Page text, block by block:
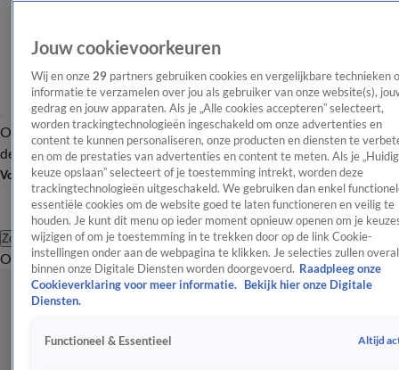
OverzichtAfleveringen Entertainment TV Algemeen
Tip
de redactieNieuwsbrief
Volg Shownieuws
Zoeken
OverzichtEntertainmentSpraakmakendRealityCrimeVideo's
Jouw cookievoorkeuren
Wij en onze 29 partners gebruiken cookies en vergelijkbare technieken
informatie te verzamelen over jou als gebruiker van onze website(s),
gedrag en jouw apparaten. Als je „Alle cookies accepteren” selecteert,
worden trackingtechnologieën ingeschakeld om onze advertenties en
content te kunnen personaliseren, onze producten en diensten te
en om de prestaties van advertenties en content te meten. Als je
keuze opslaan” selecteert of je toestemming intrekt, worden deze
trackingtechnologieën uitgeschakeld. We gebruiken dan enkel
essentiële cookies om de website goed te laten functioneren en veilig te
houden. Je kunt dit menu op ieder moment opnieuw openen om je
wijzigen of om je toestemming in te trekken door op de link Cookie-
instellingen onder aan de webpagina te klikken. Je selecties zullen overal
binnen onze Digitale Diensten worden doorgevoerd. Raadpleeg onze
Cookieverklaring voor meer informatie.
Bekijk hier onze Digitale
Diensten.
Functioneel & Essentieel Altijd